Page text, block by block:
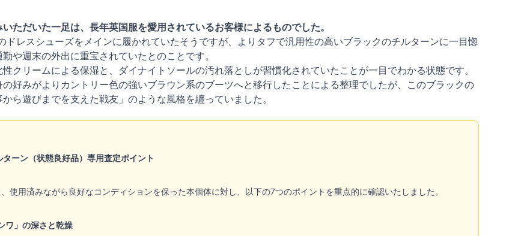
ただいた一足は、長年英国服を愛用されているお客様によるものでした。
ドレスシューズをメインに履かれていたそうですが、よりタフで汎用性の高いブラックのチルターンに一目惚
や週末の外出に重宝されていたとのことです。
クリームによる保湿と、ダイナイトソールの汚れ落としが習慣化されていたことが一目でわかる状態です。
好みがよりカントリー色の強いブラウン系のブーツへと移行したことによる整理でしたが、このブラックの
ら遊びまでを支えた戦友」のような風格を纏っていました。
ーン（状態良好品）専用査定ポイント
使用済みながら良好なコンディションを保った本個体に対し、以下の7つのポイントを重点的に確認いたしました。
ワ」の深さと乾燥